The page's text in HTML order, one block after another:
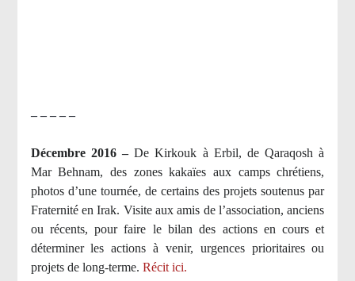
– – – – –
Décembre 2016 –De Kirkouk à Erbil, de Qaraqosh à
Mar Behnam, des zones kakaïes aux camps chrétiens,
photos d’une tournée, de certains des projets soutenus par
Fraternité en Irak. Visite aux amis de l’association, anciens
ou récents, pour faire le bilan des actions en cours et
déterminer les actions à venir, urgences prioritaires ou
projets de long-terme. Récit ici.